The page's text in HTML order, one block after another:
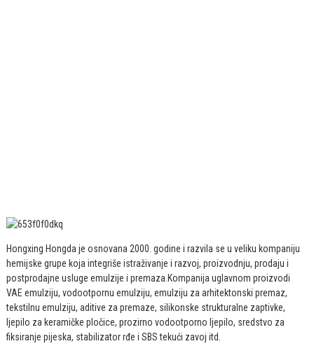
Hongxing Hongda je osnovana 2000. godine i razvila se u veliku kompaniju
hemijske grupe koja integriše istraživanje i razvoj, proizvodnju, prodaju i
postprodajne usluge emulzije i premaza. Kompanija uglavnom proizvodi
VAE emulziju, vodootpornu emulziju, emulziju za arhitektonski premaz,
tekstilnu emulziju, aditive za premaze, silikonske strukturalne zaptivke,
ljepilo za keramičke pločice, prozirno vodootporno ljepilo, sredstvo za
fiksiranje pijeska, stabilizator rđe i SBS tekući zavoj itd.